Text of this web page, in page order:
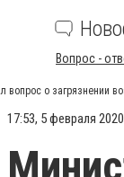
Вопрос -
вопрос о загрязнении
17:53, 5 февраля 2020